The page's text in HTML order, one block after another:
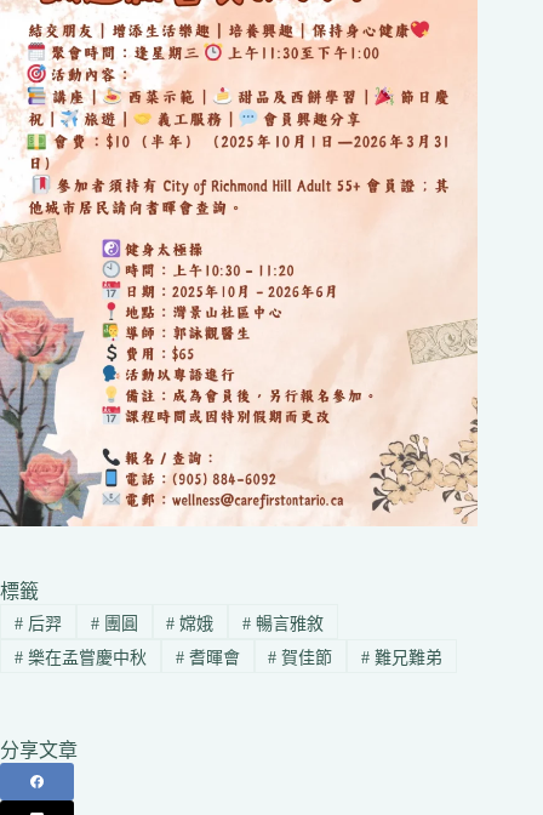
標籤
#后羿 #團圓 # 嫦娥 # 暢言雅敘
#樂在孟嘗慶中秋 #耆暉會 # 賀佳節 # 難兄難弟
分享文章